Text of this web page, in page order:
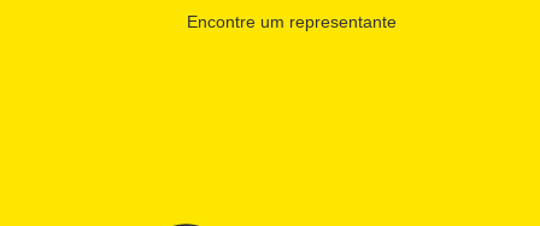
Encontre um representante